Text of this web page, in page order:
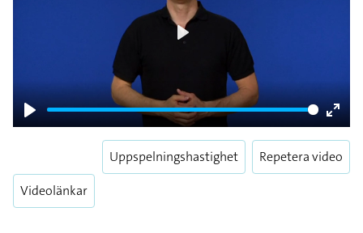
Play
Enter
Videolänkar
Uppspelningshastighet Repetera video